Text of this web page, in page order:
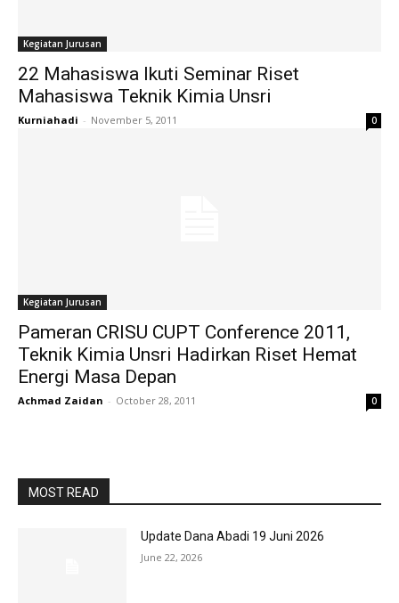
Kegiatan Jurusan
22 Mahasiswa Ikuti Seminar Riset
Mahasiswa Teknik Kimia Unsri
Kurniahadi - November 5, 2011 0
Kegiatan Jurusan
Pameran CRISU CUPT Conference 2011,
Teknik Kimia Unsri Hadirkan Riset Hemat
Energi Masa Depan
Achmad Zaidan - October 28, 2011 0
MOST READ
Update Dana Abadi 19 Juni 2026
June 22, 2026